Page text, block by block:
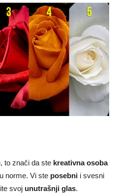
, to znači da ste kreativna osoba
norme. Vi ste posebni i svesni
svoj unutrašnji glas.